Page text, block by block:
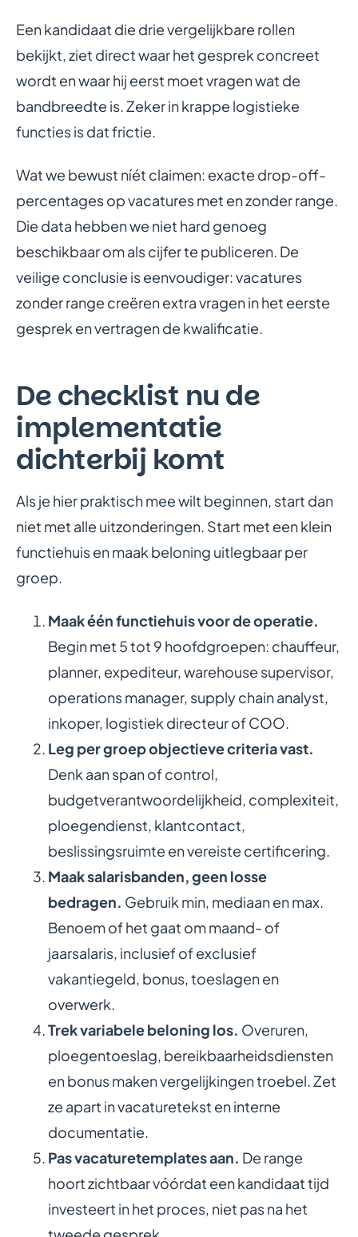
Een kandidaat die drie vergelijkbare rollen
bekijkt, ziet direct waar het gesprek concreet
wordt en waar hij eerst moet vragen wat de
bandbreedte is. Zeker in krappe logistieke
functies is dat frictie.
Wat we bewust níét claimen: exacte drop-off-
percentages op vacatures met en zonder range.
Die data hebben we niet hard genoeg
beschikbaar om als cijfer te publiceren. De
veilige conclusie is eenvoudiger: vacatures
zonder range creëren extra vragen in het eerste
gesprek en vertragen de kwalificatie.
De checklist nu de
implementatie
dichterbij komt
Als je hier praktisch mee wilt beginnen, start dan
niet met alle uitzonderingen. Start met een klein
functiehuis en maak beloning uitlegbaar per
groep.
Maak één functiehuis voor de operatie.
Begin met 5 tot 9 hoofdgroepen: chauffeur,
planner, expediteur, warehouse supervisor,
operations manager, supply chain analyst,
inkoper, logistiek directeur of COO.
Leg per groep objectieve criteria vast.
Denk aan span of control,
budgetverantwoordelijkheid, complexiteit,
ploegendienst, klantcontact,
beslissingsruimte en vereiste certificering.
Maak salarisbanden, geen losse
bedragen. Gebruik min, mediaan en max.
Benoem of het gaat om maand- of
jaarsalaris, inclusief of exclusief
vakantiegeld, bonus, toeslagen en
overwerk.
Trek variabele beloning los. Overuren,
ploegentoeslag, bereikbaarheidsdiensten
en bonus maken vergelijkingen troebel. Zet
ze apart in vacaturetekst en interne
documentatie.
Pas vacaturetemplates aan. De range
hoort zichtbaar vóórdat een kandidaat tijd
investeert in het proces, niet pas na het